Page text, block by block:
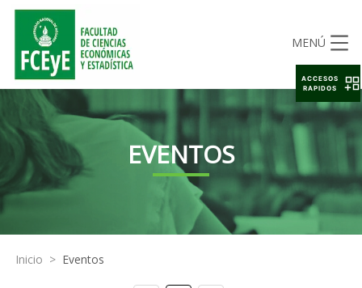
MENÚ
EVENTOS
Inicio > Eventos
ACCESOS
RAPIDOS